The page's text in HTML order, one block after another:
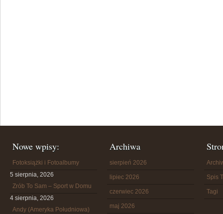
Nowe wpisy:
Fotoksiążki i Fotoalbumy
5 sierpnia, 2026
Zrób To Sam – Sport w Domu
4 sierpnia, 2026
Andy (Ameryka Południowa)
Archiwa
sierpień 2026
lipiec 2026
czerwiec 2026
maj 2026
Spis
Tagi